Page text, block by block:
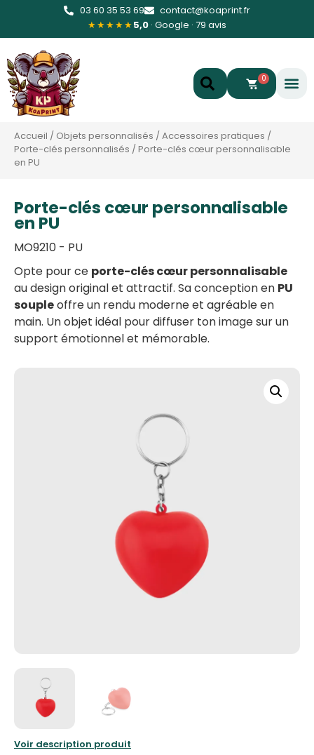
03 60 35 53 69
contact@koaprint.fr
★★★★★5,0 · Google · 79 avis
0
Accueil / Objets personnalisés /Accessoires pratiques /
Porte-clés personnalisés /Porte-clés cœur personnalisable
en PU
Porte-clés cœur personnalisable
en PU
MO9210 - PU
Opte pour ce porte-clés cœur personnalisable
au design original et attractif. Sa conception en PU
soupleoffre un rendu moderne et agréable en
main. Un objet idéal pour diffuser ton image sur un
support émotionnel et mémorable.
Voir description produit